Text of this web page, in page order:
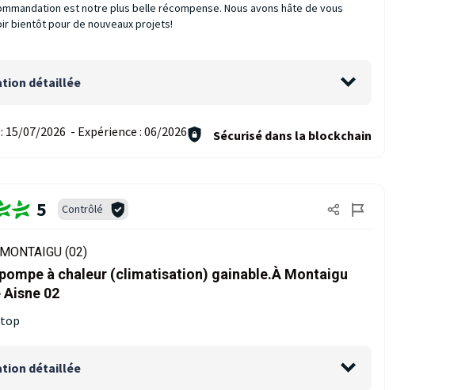
est notre plus belle récompense. Nous avons hâte de vous
bientôt pour de nouveaux projets!
détaillée
15/07/2026 - Expérience : 06/2026 Sécurisé dans la blockchain
5 Contrôlé
MONTAIGU (02)
à chaleur (climatisation) gainable.À Montaigu
02
détaillée